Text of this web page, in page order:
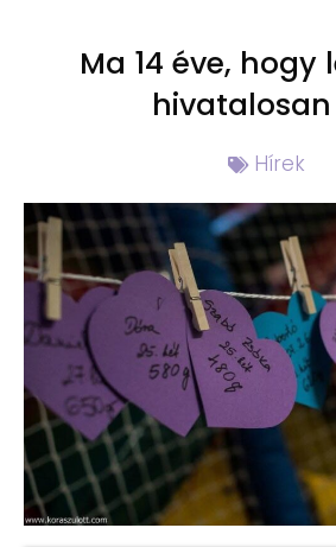
Ma 14 éve, hogy
hivatalosan
Hírek